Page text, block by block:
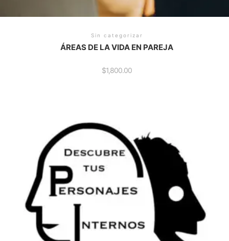
Sin categorizar
ÁREAS DE LA VIDA EN PAREJA
$1,800.00